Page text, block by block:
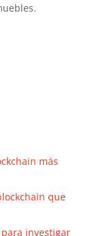
más
que
para investigar